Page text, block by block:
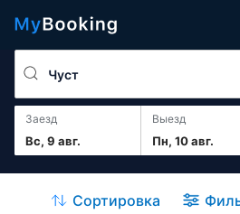
Заезд
Вс, 9 авг.
Выезд
Пн, 10 авг.
Сортировка